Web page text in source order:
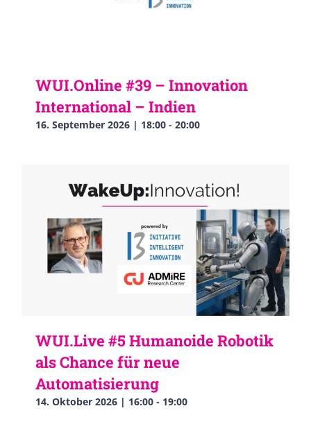
WUI.Online #39 – Innovation
International – Indien
16. September 2026 | 18:00 - 20:00
WUI.Live #5 Humanoide Robotik
als Chance für neue
Automatisierung
14. Oktober 2026 | 16:00 - 19:00